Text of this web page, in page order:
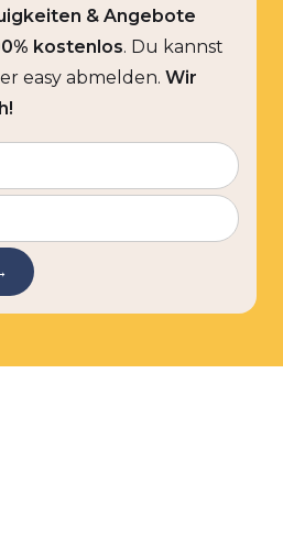
& Angebote
kostenlos. Du kannst
easy abmelden. Wir